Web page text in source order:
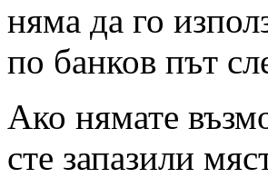
няма да го
по банков път
Ако нямате
сте запазили